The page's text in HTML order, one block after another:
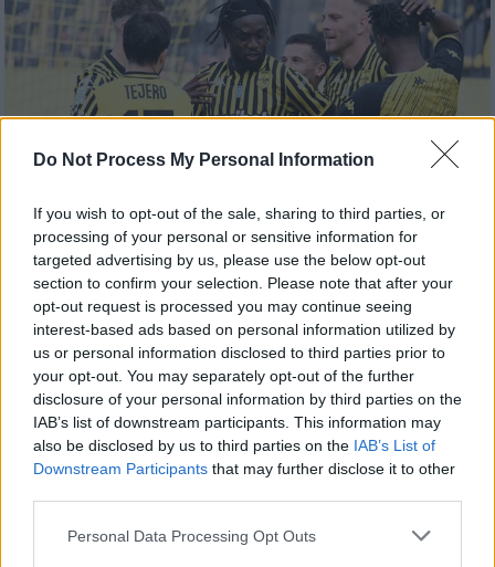
Do Not Process My Personal Information
If you wish to opt-out of the sale, sharing to third parties, or
processing of your personal or sensitive information for
targeted advertising by us, please use the below opt-out
section to confirm your selection. Please note that after your
opt-out request is processed you may continue seeing
interest-based ads based on personal information utilized by
us or personal information disclosed to third parties prior to
your opt-out. You may separately opt-out of the further
disclosure of your personal information by third parties on the
IAB’s list of downstream participants. This information may
also be disclosed by us to third parties on the IAB’s List of
Downstream Participants that may further disclose it to other
Please note that this website/app uses one or more Google
Personal Data Processing Opt Outs
Αθλητισμός|17.05.2026 19:35
Super League: Νίκησε τον Λεβαδειακό
και τερμάτισε 5ος ο Άρης - Φινάλε με
νίκη και για ΟΦΗ
Φινάλε στα πλέι οφ για τις θέσεις 5-8